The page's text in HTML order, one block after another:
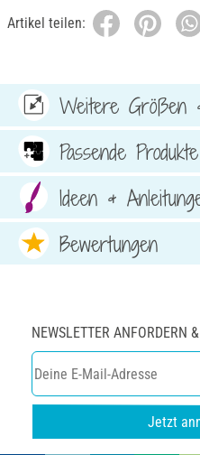
Artikel teilen:
Weitere Größen
Passende Produkte
Ideen &
Bewertungen
NEWSLETTER ANFORDERN
Jetzt